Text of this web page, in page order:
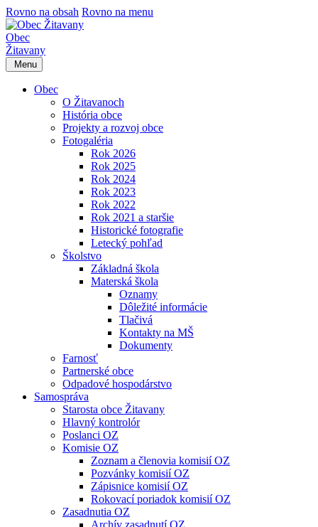
Rovno na obsah Rovno na menu
Obec
Žitavany
Menu
Obec
O Žitavanoch
História obce
Projekty a rozvoj obce
Fotogaléria
Rok 2026
Rok 2025
Rok 2024
Rok 2023
Rok 2022
Rok 2021 a staršie
Historické fotografie
Letecký pohľad
Školstvo
Základná škola
Materská škola
Oznamy
Dôležité informácie
Tlačivá
Kontakty na MŠ
Dokumenty
Farnosť
Partnerské obce
Odpadové hospodárstvo
Samospráva
Starosta obce Žitavany
Hlavný kontrolór
Poslanci OZ
Komisie OZ
Zoznam a členovia komisií OZ
Pozvánky komisií OZ
Zápisnice komisií OZ
Rokovací poriadok komisií OZ
Zasadnutia OZ
Archív zasadnutí OZ